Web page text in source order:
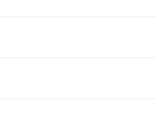
indelungata in lumina
profesionala.